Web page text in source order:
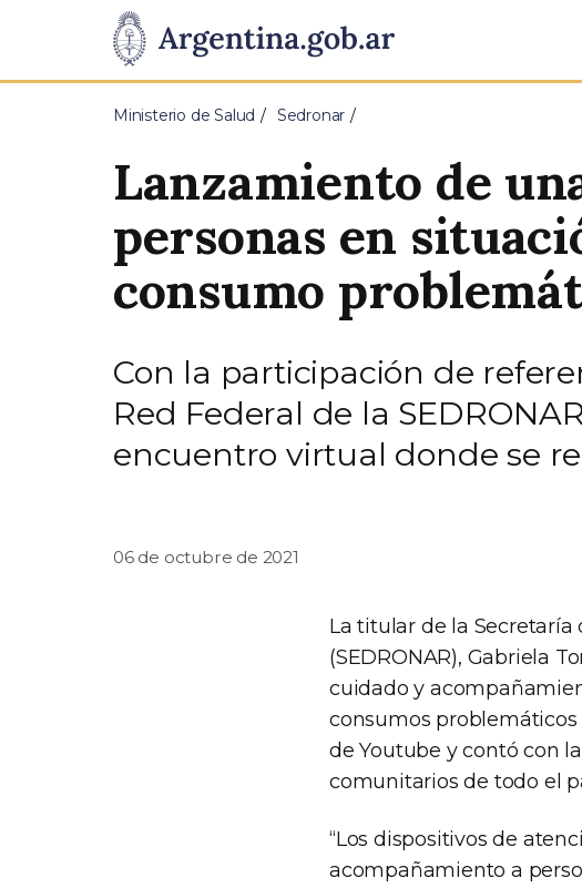
Presidencia
de
Pasar al contenido principal
Ministerio de Salud Sedronar
Lanzamiento de
personas en
consumo
Con la participación de
Red Federal de la
encuentro virtual donde se
06 de octubre de 2021
La titular de la
(SEDRONAR), Gabriela
cuidado y
consumos problemáticos
de Youtube y contó con
comunitarios de todo el
“Los dispositivos de
acompañamiento a